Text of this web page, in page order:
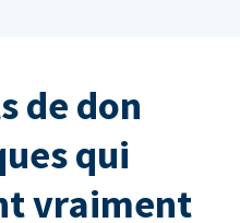
de don
qui
vraiment